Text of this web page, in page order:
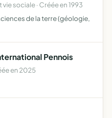
sociale · Créée en 1993
de la terre (géologie,
Pennois
en 2025